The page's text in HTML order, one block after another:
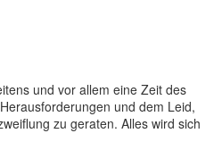
und vor allem eine Zeit des
und dem Leid,
zu geraten. Alles wird sich